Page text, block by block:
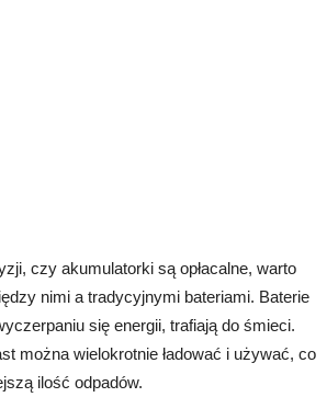
czy akumulatorki są opłacalne, warto
nimi a tradycyjnymi bateriami. Baterie
się energii, trafiają do śmieci.
można wielokrotnie ładować i używać, co
ilość odpadów.